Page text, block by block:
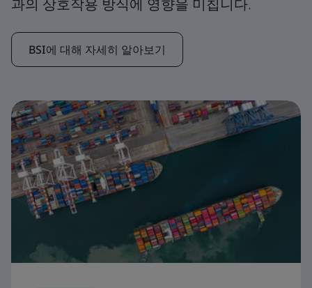
BSI에 대해 자세히 알아보기